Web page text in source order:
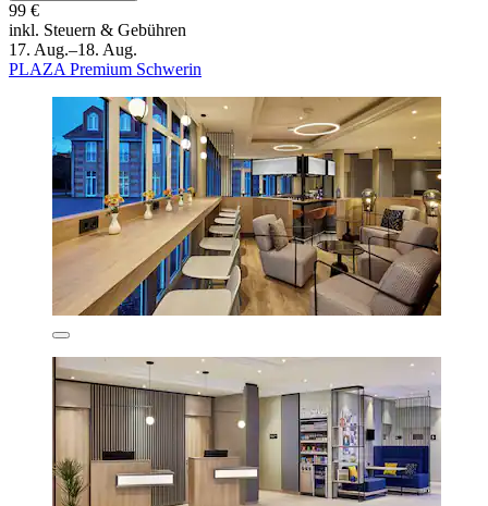
99 €
inkl. Steuern & Gebühren
17. Aug.–18. Aug.
PLAZA Premium Schwerin